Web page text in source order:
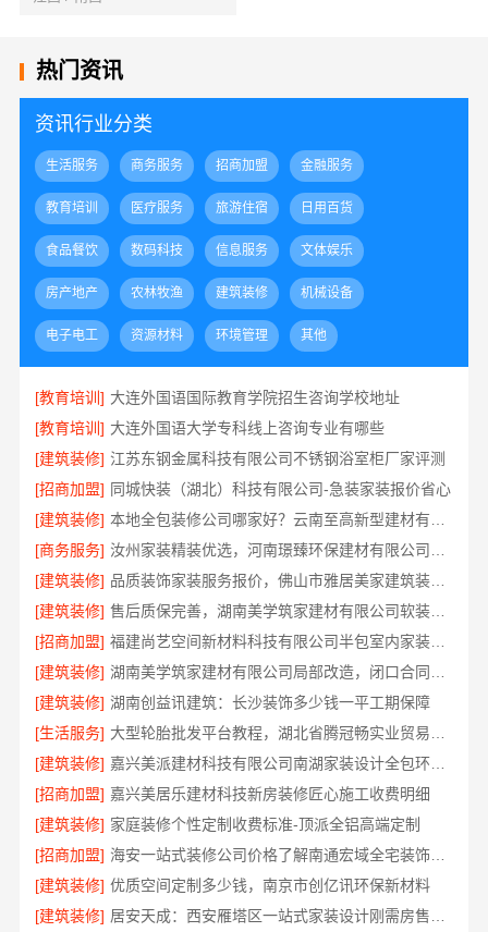
热门资讯
资讯行业分类
生活服务 商务服务 招商加盟 金融服务
教育培训 医疗服务 旅游住宿 日用百货
食品餐饮 数码科技 信息服务 文体娱乐
房产地产 农林牧渔 建筑装修 机械设备
电子电工 资源材料 环境管理 其他
[教育培训] 大连外国语国际教育学院招生咨询学校地址
[教育培训] 大连外国语大学专科线上咨询专业有哪些
[建筑装修] 江苏东钢金属科技有限公司不锈钢浴室柜厂家评测
[招商加盟] 同城快装（湖北）科技有限公司-急装家装报价省心
[建筑装修]
[商务服务]
[建筑装修]
品质装饰家装服务报价，佛山市雅居美家建筑装饰工程有限公司
[建筑装修]
售后质保完善，湖南美学筑家建材有限公司软装配套
[招商加盟]
福建尚艺空间新材料科技有限公司半包室内家装全屋改造
[建筑装修]
[建筑装修] 湖南创益讯建筑：长沙装饰多少钱一平工期保障
[生活服务]
[建筑装修]
嘉兴美派建材科技有限公司南湖家装设计全包环保材料
[招商加盟] 嘉兴美居乐建材科技新房装修匠心施工收费明细
[建筑装修] 家庭装修个性定制收费标准-顶派全铝高端定制
[招商加盟]
海安一站式装修公司价格了解南通宏域全宅装饰建材有限公司
[建筑装修] 优质空间定制多少钱，南京市创亿讯环保新材料
[建筑装修]